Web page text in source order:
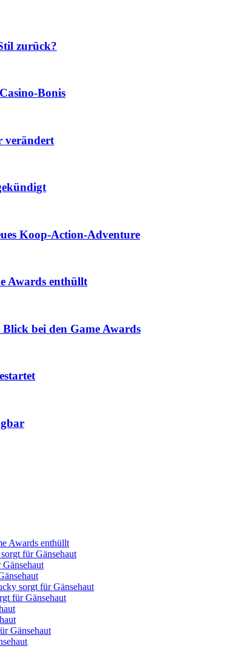
zurück?
verändert
Koop-Action-Adventure
Awards enthüllt
bei den Game Awards
Awards enthüllt
für Gänsehaut
sorgt für Gänsehaut
für Gänsehaut
Gänsehaut